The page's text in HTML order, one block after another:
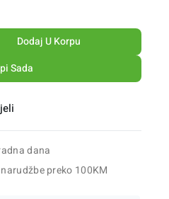
Dodaj U Korpu
Sada
dana
preko 100KM